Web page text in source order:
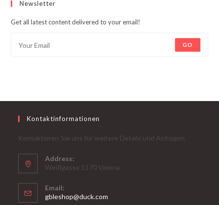
Newsletter
Get all latest content delivered to your email!
GO
Kontaktinformationen
Kontaktieren Sie uns für weitere Details und Anfragen
Address:
Weißgasse 1170 Vienna
Email:
gbleshop@duck.com